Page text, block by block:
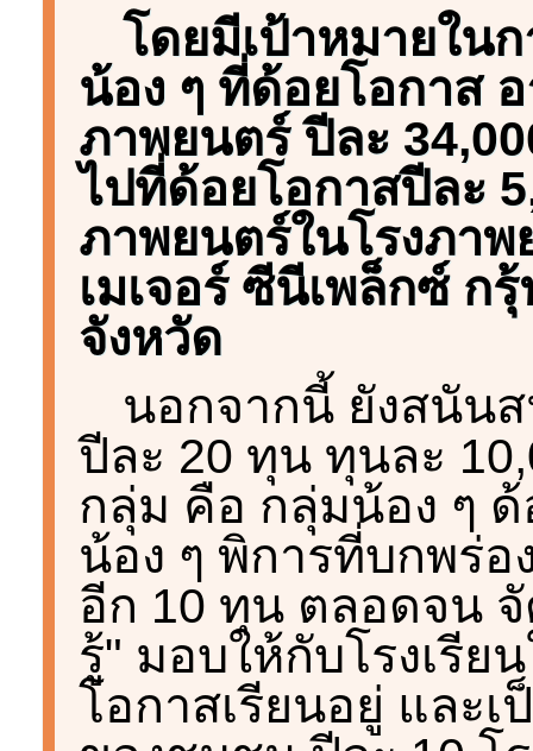
โดยมีเป้าหมายใน
น้อง ๆ ที่ด้อยโอกาส
ภาพยนตร์ ปีละ
ไปที่ด้อยโอกาสปีละ
ภาพยนตร์ในโรงภา
เมเจอร์ ซีนีเพล็กซ์ ก
จังหวัด
นอกจากนี้ ยังสนัน
ปีละ 20 ทุน ทุนละ
กลุ่ม คือ กลุ่มน้อง ๆ
น้อง ๆ พิการที่บกพร่
อีก 10 ทุน ตลอดจน จั
รู้" มอบให้กับโรงเรี
โอกาสเรียนอยู่ และเ